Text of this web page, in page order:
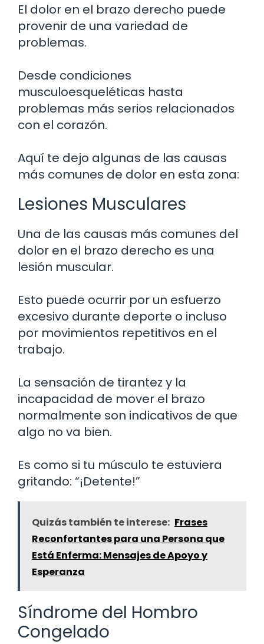
El dolor en el brazo derecho puede
provenir de una variedad de
problemas.
Desde condiciones
musculoesqueléticas hasta
problemas más serios relacionados
con el corazón.
Aquí te dejo algunas de las causas
más comunes de dolor en esta zona:
Lesiones Musculares
Una de las causas más comunes del
dolor en el brazo derecho es una
lesión muscular.
Esto puede ocurrir por un esfuerzo
excesivo durante deporte o incluso
por movimientos repetitivos en el
trabajo.
La sensación de tirantez y la
incapacidad de mover el brazo
normalmente son indicativos de que
algo no va bien.
Es como si tu músculo te estuviera
gritando: “¡Detente!”
Quizás también te interese: Frases
Reconfortantes para una Persona que
Está Enferma: Mensajes de Apoyo y
Esperanza
Síndrome del Hombro
Congelado